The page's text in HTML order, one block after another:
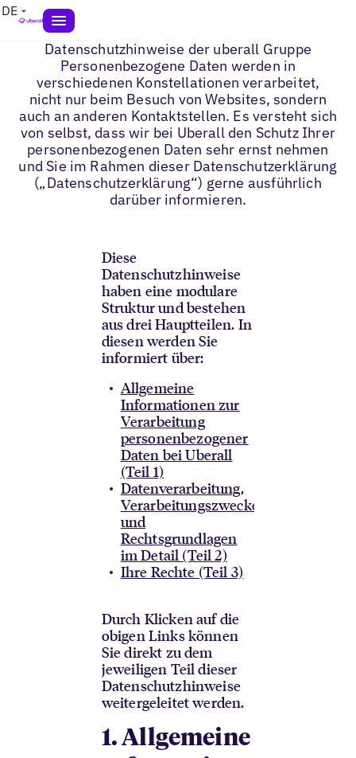
DE
Datenschutzhinweise der uberall Gruppe
Personenbezogene Daten werden in
verschiedenen Konstellationen verarbeitet,
nicht nur beim Besuch von Websites, sondern
auch an anderen Kontaktstellen. Es versteht sich
von selbst, dass wir bei Uberall den Schutz Ihrer
personenbezogenen Daten sehr ernst nehmen
und Sie im Rahmen dieser Datenschutzerklärung
(„Datenschutzerklärung“) gerne ausführlich
darüber informieren.
Diese
Datenschutzhinweise
haben eine modulare
Struktur und bestehen
aus drei Hauptteilen. In
diesen werden Sie
informiert über:
Allgemeine
Informationen zur
Verarbeitung
personenbezogener
Daten bei Uberall
(Teil 1)
Datenverarbeitung,
Verarbeitungszwecke
und
Rechtsgrundlagen
im Detail (Teil 2)
Ihre Rechte (Teil 3)
Durch Klicken auf die
obigen Links können
Sie direkt zu dem
jeweiligen Teil dieser
Datenschutzhinweise
weitergeleitet werden.
1.Allgemeine